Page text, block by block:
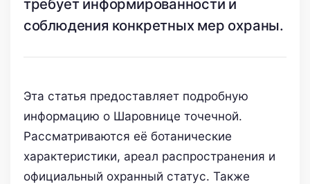
требует информированности и
соблюдения конкретных мер охраны.
Эта статья предоставляет подробную
информацию о Шаровнице точечной.
Рассматриваются её ботанические
характеристики, ареал распространения и
официальный охранный статус. Также